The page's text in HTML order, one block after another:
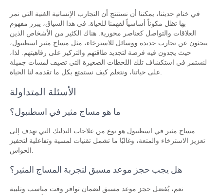
في ختام حديثنا، يمكننا أن نستنتج أن التجارب الإنسانية الغنية التي نمر
بها تظل مكوناً أساسياً لفهمنا للحياة. في هذا السياق، يبرز مفهوم
العلاقات والتواصل كعناصر محورية. هناك الكثير من الأشخاص الذين
يبحثون عن تجارب جديدة ووسائل للاسترخاء، مثل مساج مثير اسطنبول،
حيث يجدون فيه فرصة لتجديد طاقتهم والتركيز على رفاهيتهم. لذا،
لنستمر في استكشاف تلك اللحظات الصغيرة التي تضيف لمسات جميلة
الأسئلة المتداولة
ما هو مساج مثير في اسطنبول؟
مساج مثير في اسطنبول هو نوع من علاجات التدليك التي تهدف إلى
تعزيز الاسترخاء والمتعة، وغالبًا ما تشمل تقنيات لمسية وتفاعلية لتحفيز
هل يجب حجز موعد مسبق لتجربة المساج المثير؟
نعم، يُفضل حجز موعد مسبق لضمان توافر وقت مناسب وتلبية